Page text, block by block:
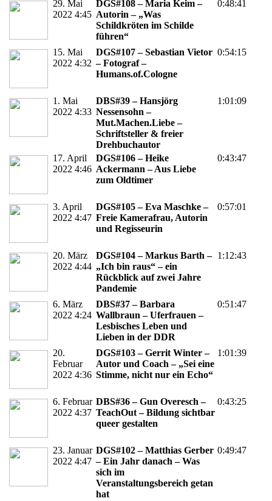
29. Mai
2022 4:45
DGS#108 – Maria Keim –
Autorin – „Was
Schildkröten im Schilde
führen“
0:48:41
15. Mai
2022 4:32
DGS#107 – Sebastian Vietor
– Fotograf –
Humans.of.Cologne
0:54:15
1. Mai
2022 4:33
DBS#39 – Hansjörg
Nessensohn –
Mut.Machen.Liebe –
Schriftsteller & freier
Drehbuchautor
1:01:09
17. April
2022 4:46
DGS#106 – Heike
Ackermann – Aus Liebe
zum Oldtimer
0:43:47
3. April
2022 4:47
DGS#105 – Eva Maschke –
Freie Kamerafrau, Autorin
und Regisseurin
0:57:01
20. März
2022 4:44
DGS#104 – Markus Barth –
„Ich bin raus“ – ein
Rückblick auf zwei Jahre
Pandemie
1:12:43
6. März
2022 4:24
DBS#37 – Barbara
Wallbraun – Uferfrauen –
Lesbisches Leben und
Lieben in der DDR
0:51:47
20.
Februar
2022 4:36
DGS#103 – Gerrit Winter –
Autor und Coach – „Sei eine
Stimme, nicht nur ein Echo“
1:01:39
6. Februar
2022 4:37
DBS#36 – Gun Overesch –
TeachOut – Bildung sichtbar
queer gestalten
0:43:25
23. Januar
2022 4:47
DGS#102 – Matthias Gerber
– Ein Jahr danach – Was
sich im
Veranstaltungsbereich getan
hat
0:49:47